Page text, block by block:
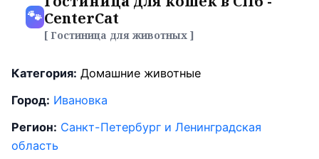
🐾CenterCat
[ Гостиница для животных ]
Категория: Домашние животные
Город: Ивановка
Регион: Санкт-Петербург и Ленинградская
область